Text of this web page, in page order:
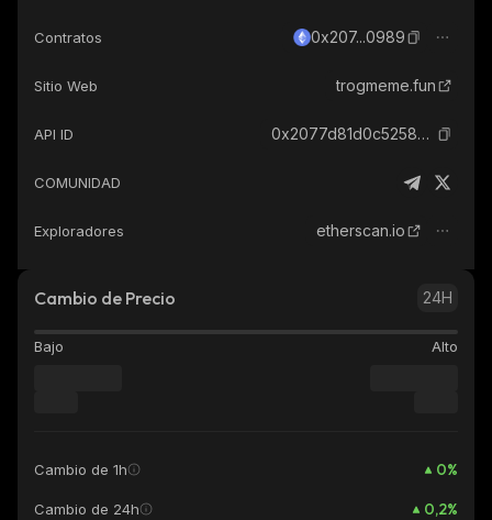
Contratos 0x207...0989
Sitio Web trogmeme.fun
API ID 0x2077d81d0c5258230d5a195233941547cb5f0989_ethereum
COMUNIDAD
Exploradores etherscan.io
Cambio de Precio 24H
Bajo Alto
Cambio de 1h 0%
Cambio de 24h 0,2%